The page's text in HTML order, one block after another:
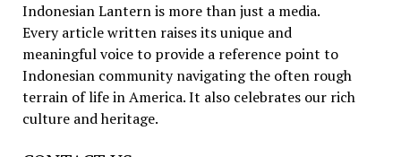
Indonesian Lantern is more than just a media.
Every article written raises its unique and
meaningful voice to provide a reference point to
Indonesian community navigating the often rough
terrain of life in America. It also celebrates our rich
culture and heritage.